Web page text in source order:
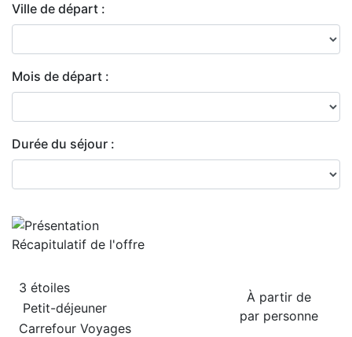
Ville de départ :
Mois de départ :
Durée du séjour :
Récapitulatif de l'offre
À partir de
par personne
3 étoiles
Petit-déjeuner
Carrefour Voyages